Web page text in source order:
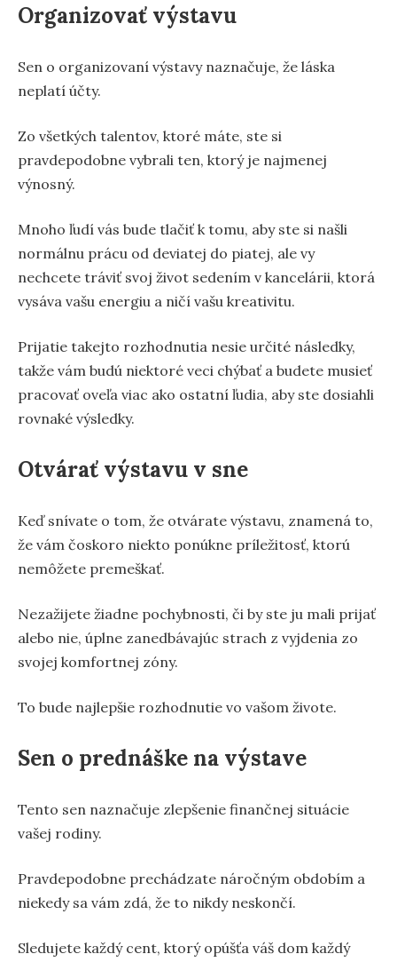
Organizovať výstavu
Sen o organizovaní výstavy naznačuje, že láska
neplatí účty.
Zo všetkých talentov, ktoré máte, ste si
pravdepodobne vybrali ten, ktorý je najmenej
výnosný.
Mnoho ľudí vás bude tlačiť k tomu, aby ste si našli
normálnu prácu od deviatej do piatej, ale vy
nechcete tráviť svoj život sedením v kancelárii, ktorá
vysáva vašu energiu a ničí vašu kreativitu.
Prijatie takejto rozhodnutia nesie určité následky,
takže vám budú niektoré veci chýbať a budete musieť
pracovať oveľa viac ako ostatní ľudia, aby ste dosiahli
rovnaké výsledky.
Otvárať výstavu v sne
Keď snívate o tom, že otvárate výstavu, znamená to,
že vám čoskoro niekto ponúkne príležitosť, ktorú
nemôžete premeškať.
Nezažijete žiadne pochybnosti, či by ste ju mali prijať
alebo nie, úplne zanedbávajúc strach z vyjdenia zo
svojej komfortnej zóny.
To bude najlepšie rozhodnutie vo vašom živote.
Sen o prednáške na výstave
Tento sen naznačuje zlepšenie finančnej situácie
vašej rodiny.
Pravdepodobne prechádzate náročným obdobím a
niekedy sa vám zdá, že to nikdy neskončí.
Sledujete každý cent, ktorý opúšťa váš dom každý